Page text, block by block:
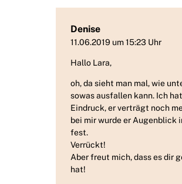
Denise
11.06.2019 um 15:23 Uhr
Hallo Lara,
oh, da sieht man mal, wie
sowas ausfallen kann. Ich
Eindruck, er verträgt noch
bei mir wurde er Augenblick
fest.
Verrückt!
Aber freut mich, dass es dir
hat!